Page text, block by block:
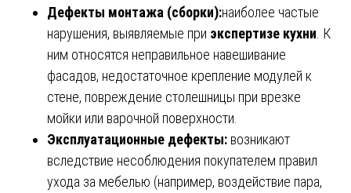
Дефекты монтажа (сборки):наиболее частые
нарушения, выявляемые при экспертизе кухни . К
ним относятся неправильное навешивание
фасадов, недостаточное крепление модулей к
стене, повреждение столешницы при врезке
мойки или варочной поверхности.
Эксплуатационные дефекты: возникают
вследствие несоблюдения покупателем правил
ухода за мебелью (например, воздействие пара,